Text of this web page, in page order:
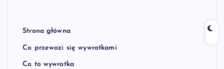
Strona główna
Co przewozi się wywrotkami
Co to wywrotka